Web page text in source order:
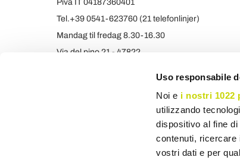
Uso responsabile
Noi e i nostri 1022
utilizzando
dispositivo al fine
contenuti, ricercare
vostri dati e per
Piva IT 04187360401
Tel.+39 0541-623760 (21 telefonlinjer)
Mandag til fredag 8.30-16.30
Via del pino 21 - 47822
De angivne priser er inklusive